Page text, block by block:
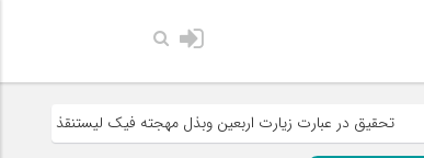
عبارت زیارت اربعین وبذل مهجته فیک لیستنقذ عبادک من الجهاله